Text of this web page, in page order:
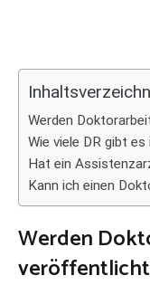
Werden
Wie viele DR gibt
Hat ein
Kann ich einen
Werden